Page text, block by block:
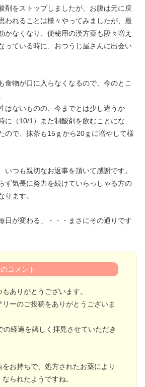
剤をストップしましたが、お腹は元に戻
われることは様々やってみましたが、最
かなくなり、便秘用の漢方薬も段々増え
っている時に、おつうじ屋さんに出会い
食物が口に入らなくなるので、今のとこ
はないものの、今までとは少し違うか
に（10/1）また制酸剤を飲むことにな
ので、抹茶も15ｇから20ｇに増やして様
いつも親切なお返事を頂いて感謝です。
ず気長に努力を続けていらっしゃる方の
ります。
日が変わる」・・・まさにその通りです
コメント
ありがとうございます。
リーのご投稿をありがとうございま
の経過を嬉しく拝見させていただき
をお持ちで、処方されたお薬により
られたようですね。